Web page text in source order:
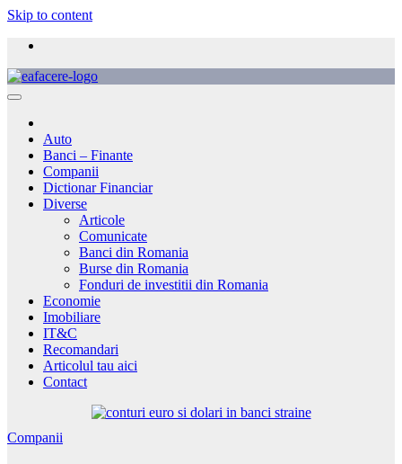
Skip to content
Auto
Banci – Finante
Companii
Dictionar Financiar
Diverse
Articole
Comunicate
Banci din Romania
Burse din Romania
Fonduri de investitii din Romania
Economie
Imobiliare
IT&C
Recomandari
Articolul tau aici
Contact
Companii